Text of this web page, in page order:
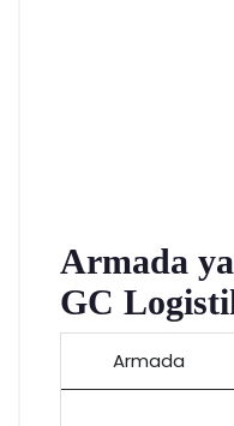
Armada
GC
Armada